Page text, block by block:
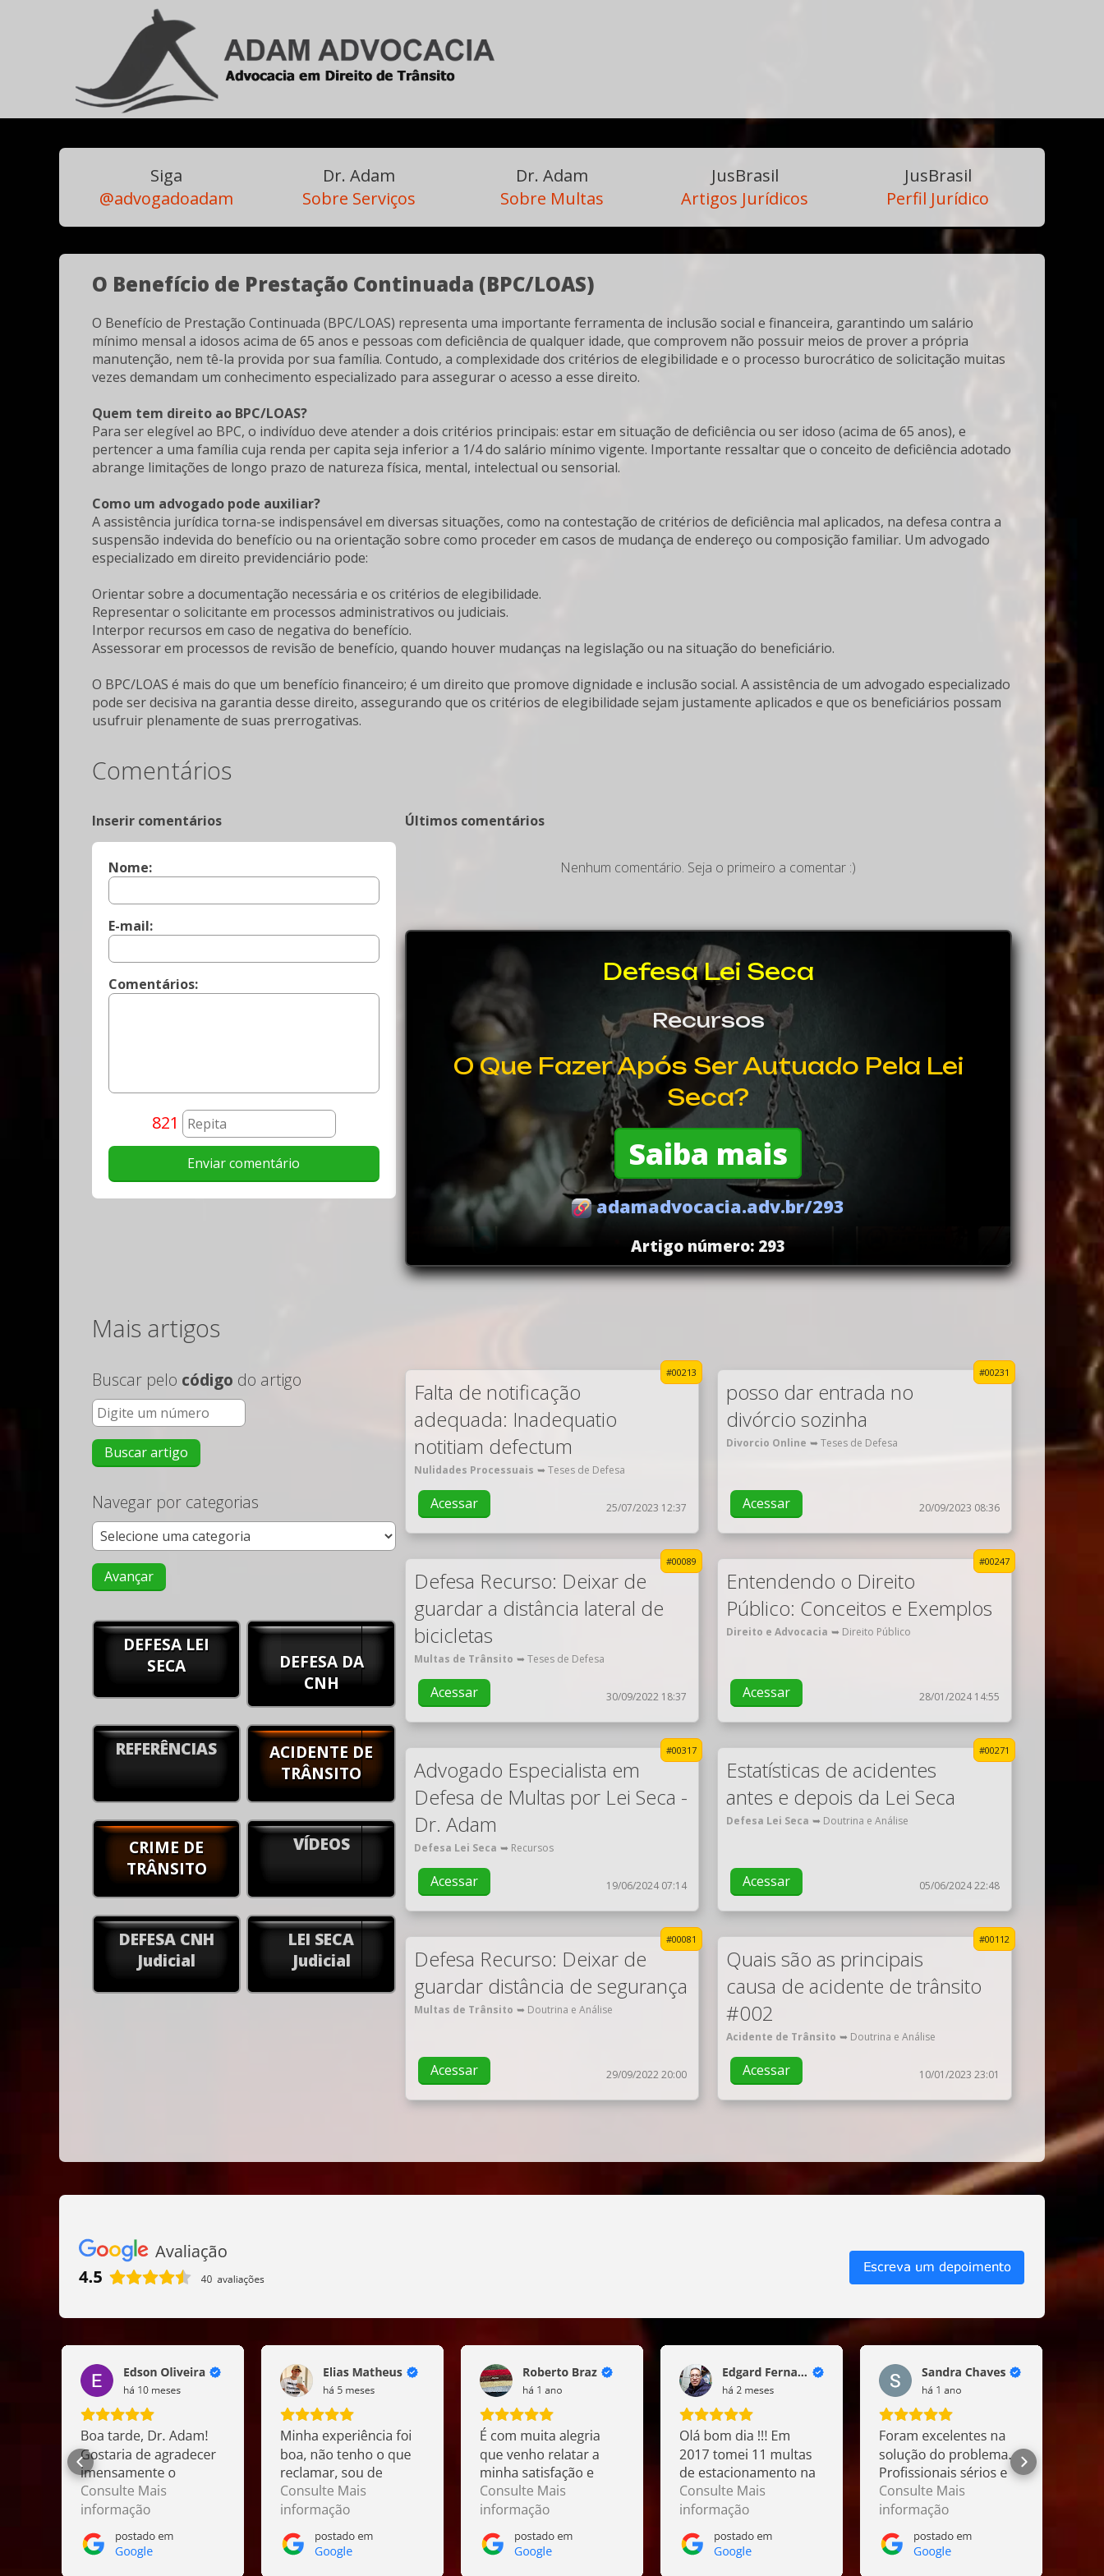
Siga
@advogadoadam
Dr. Adam
Sobre Serviços
Dr. Adam
Sobre Multas
JusBrasil
Artigos Jurídicos
JusBrasil
Perfil Jurídico
O Benefício de Prestação Continuada (BPC/LOAS)
O Benefício de Prestação Continuada (BPC/LOAS) representa uma importante ferramenta de inclusão social e financeira, garantindo um salário
mínimo mensal a idosos acima de 65 anos e pessoas com deficiência de qualquer idade, que comprovem não possuir meios de prover a própria
manutenção, nem tê-la provida por sua família. Contudo, a complexidade dos critérios de elegibilidade e o processo burocrático de solicitação muitas
vezes demandam um conhecimento especializado para assegurar o acesso a esse direito.
Quem tem direito ao BPC/LOAS?
Para ser elegível ao BPC, o indivíduo deve atender a dois critérios principais: estar em situação de deficiência ou ser idoso (acima de 65 anos), e
pertencer a uma família cuja renda per capita seja inferior a 1/4 do salário mínimo vigente. Importante ressaltar que o conceito de deficiência adotado
abrange limitações de longo prazo de natureza física, mental, intelectual ou sensorial.
Como um advogado pode auxiliar?
A assistência jurídica torna-se indispensável em diversas situações, como na contestação de critérios de deficiência mal aplicados, na defesa contra a
suspensão indevida do benefício ou na orientação sobre como proceder em casos de mudança de endereço ou composição familiar. Um advogado
especializado em direito previdenciário pode:
Orientar sobre a documentação necessária e os critérios de elegibilidade.
Representar o solicitante em processos administrativos ou judiciais.
Interpor recursos em caso de negativa do benefício.
Assessorar em processos de revisão de benefício, quando houver mudanças na legislação ou na situação do beneficiário.
O BPC/LOAS é mais do que um benefício financeiro; é um direito que promove dignidade e inclusão social. A assistência de um advogado especializado
pode ser decisiva na garantia desse direito, assegurando que os critérios de elegibilidade sejam justamente aplicados e que os beneficiários possam
usufruir plenamente de suas prerrogativas.
Comentários
Inserir comentários
Nome:
E-mail:
Comentários:
821
Últimos comentários
Nenhum comentário. Seja o primeiro a comentar :)
Defesa Lei Seca
Recursos
O Que Fazer Após Ser Autuado Pela Lei
Seca?
Saiba mais
adamadvocacia.adv.br/293
Artigo número: 293
Mais artigos
Buscar pelo código do artigo
Navegar por categorias
DEFESA LEI
SECA
DEFESA DA
CNH
REFERÊNCIAS
ACIDENTE DE
TRÂNSITO
CRIME DE
TRÂNSITO
VÍDEOS
DEFESA CNH
Judicial
LEI SECA
Judicial
#00213
Falta de notificação
adequada: Inadequatio
notitiam defectum
Nulidades Processuais ➥ Teses de Defesa
Acessar 25/07/2023 12:37
#00231
posso dar entrada no
divórcio sozinha
Divorcio Online ➥ Teses de Defesa
Acessar 20/09/2023 08:36
#00089
Defesa Recurso: Deixar de
guardar a distância lateral de
bicicletas
Multas de Trânsito ➥ Teses de Defesa
Acessar 30/09/2022 18:37
#00247
Entendendo o Direito
Público: Conceitos e Exemplos
Direito e Advocacia ➥ Direito Público
Acessar 28/01/2024 14:55
#00317
Advogado Especialista em
Defesa de Multas por Lei Seca -
Dr. Adam
Defesa Lei Seca ➥ Recursos
Acessar 19/06/2024 07:14
#00271
Estatísticas de acidentes
antes e depois da Lei Seca
Defesa Lei Seca ➥ Doutrina e Análise
Acessar 05/06/2024 22:48
#00081
Defesa Recurso: Deixar de
guardar distância de segurança
Multas de Trânsito ➥ Doutrina e Análise
Acessar 29/09/2022 20:00
#00112
Quais são as principais
causa de acidente de trânsito
#002
Acidente de Trânsito ➥ Doutrina e Análise
Acessar 10/01/2023 23:01